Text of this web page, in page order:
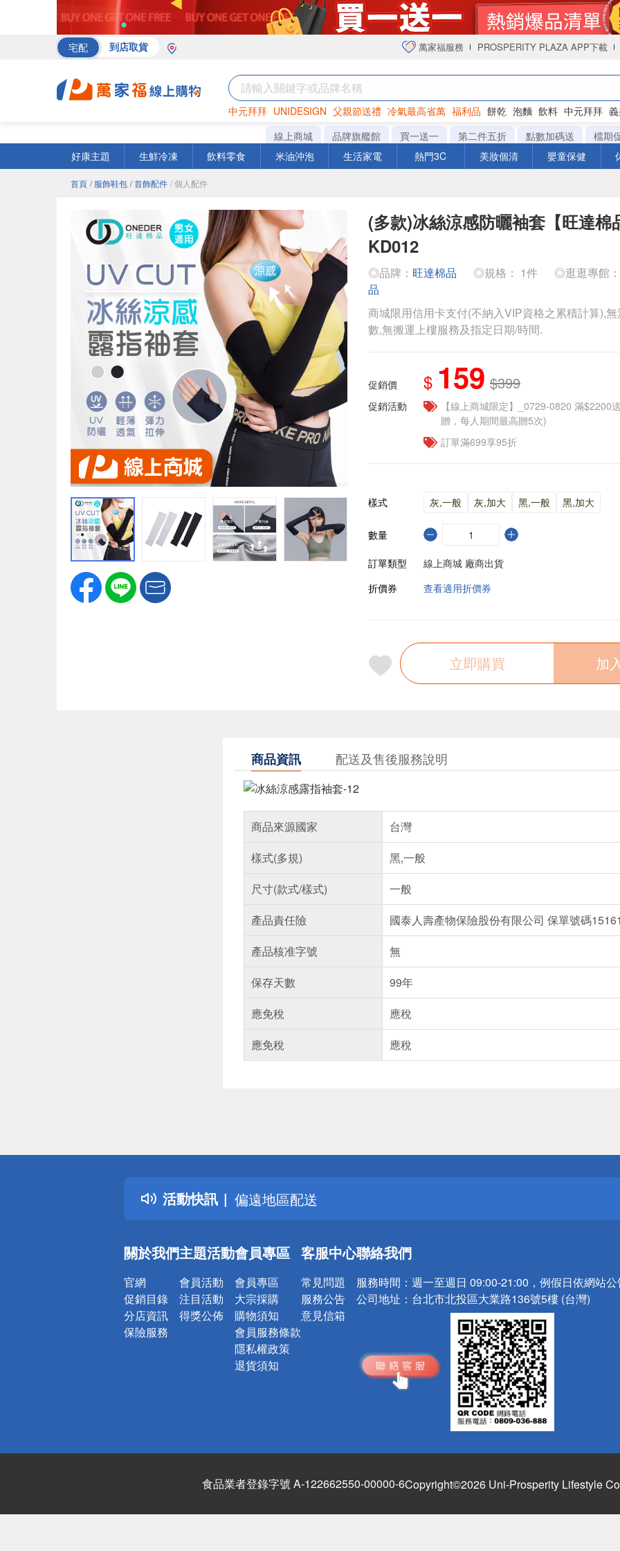
宅配 到店取貨 萬家福服務 PROSPERITY PLAZA APP下載
中元拜拜 UNIDESIGN 父親節送禮 冷氣最高省萬 福利品 餅乾 泡麵 飲料 中元拜拜
巧克力 罐頭 衛生紙
線上商城 品牌旗艦館 買一送一 第二件五折 點數加碼送
檔期
好康主題
生鮮冷凍 飲料零食 米油沖泡 生活家電 熱門3C 美妝個清 嬰童保健
首頁 / 服飾鞋包 / 首飾配件 / 個人配件
(多款)冰絲涼感防曬袖套【旺達棉
KD012
◎品牌： 旺達棉品 ◎規格： 1件
◎逛逛專館
品
商城限用信用卡支付(不納入VIP資格之累積計算),
數,無搬運上樓服務及指定日期/時間.
促銷價 $ 159 $399
促銷活動
【線上商城限定】_0729-0820 滿$2200
贈，每人期間最高贈5次)
訂單滿699享95折
樣式 灰,一般 灰,加大 黑,一般 黑,加大
數量
訂單類型
線上商城 廠商出貨
折價券
查看適用折價券
立即購買 加
商品資訊 配送及售後服務說明
商品來源國家
台灣
樣式(多規)
黑,一般
尺寸(款式/樣式)
一般
產品責任險
國泰人壽產物保險股份有限公司 保單號碼
產品核准字號
無
保存天數
99年
應免稅
應稅
應免稅
應稅
活動快訊
熱門話題
銀行優惠
偏遠地區配送
詐騙網頁！請小心！
關於我們
官網
促銷目錄
分店資訊
保險服務
主題活動
會員活動
注目活動
得獎公佈
會員專區
會員專區
大宗採購
購物須知
會員服務條款
隱私權政策
退貨須知
客服中心
常見問題
服務公告
意見信箱
聯絡我們
服務時間： 週一至週日 09:00-21:00，例假日依網站
公司地址： 台北市北投區大業路136號5樓 (台灣)
食品業者登錄字號 A-122662550-00000-6Copyright©2026 Uni-Prosperity Lifestyle